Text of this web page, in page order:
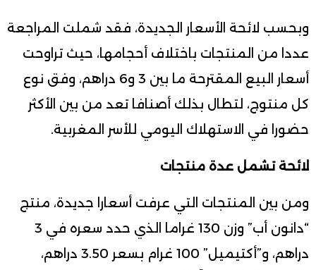
وبحسب لائحة الأسعار الجديدة، فقد شملت المراجعة
عددا من المنتجات باختلاف أحجامها، حيث تراوحت
أسعار البيع المقترحة ما بين 3 و6 دراهم، وفق نوع
كل منتوج، لتطال بذلك أصنافا تعد من بين الأكثر
حضورا في الاستهلاك اليومي للأسر المغربية.
لائحة تشمل عدة منتجات
ومن بين المنتجات التي عرفت أسعارا جديدة، منتج
“دانون أب” وزن 130 غراما الذي حدد سعره في 3
دراهم، و”أكتيميل” 100 غرام بسعر 3.50 دراهم،